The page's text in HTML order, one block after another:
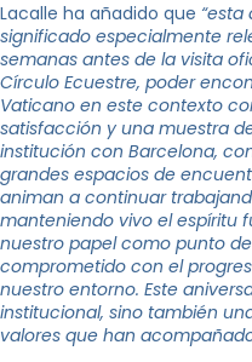
Lacalle ha añadido que
significado especialmente
semanas antes de la visita
Círculo Ecuestre, poder
Vaticano en este contexto
satisfacción y una muestra
institución con Barcelona,
grandes espacios de
animan a continuar
manteniendo vivo el espíritu
nuestro papel como punto
comprometido con el
nuestro entorno. Este
institucional, sino también
valores que han